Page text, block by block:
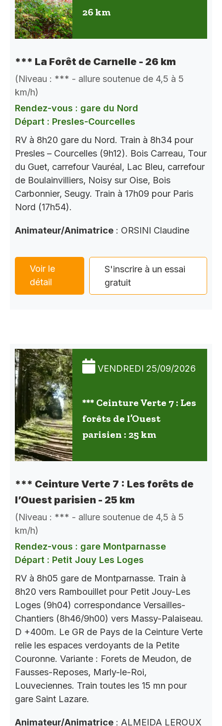
26 km
*** La Forêt de Carnelle - 26 km
(Niveau : *** - allure soutenue de 4,5 à 5
km/h)
Rendez-vous : gare du Nord
Départ : Presles-Courcelles
RV à 8h20 gare du Nord. Train à 8h34 pour
Presles – Courcelles (9h12). Bois Carreau, Tour
du Guet, carrefour Vauréal, Lac Bleu, carrefour
de Boulainvilliers, Noisy sur Oise, Bois
Carbonnier, Seugy. Train à 17h09 pour Paris
Nord (17h54).
Animateur/Animatrice : ORSINI Claudine
Voir le
détail
S'inscrire à un essai
gratuit
VENDREDI 25/09/2026
*** Ceinture Verte 7 : Les
forêts de l’Ouest
parisien : 25 km
*** Ceinture Verte 7 : Les forêts de
l’Ouest parisien - 25 km
(Niveau : *** - allure soutenue de 4,5 à 5
km/h)
Rendez-vous : gare Montparnasse
Départ : Petit Jouy Les Loges
RV à 8h05 gare de Montparnasse. Train à
8h20 vers Rambouillet pour Petit Jouy-Les
Loges (9h04) correspondance Versailles-
Chantiers (8h46/9h00) vers Massy-Palaiseau.
D +400m. Le GR de Pays de la Ceinture Verte
relie les espaces verdoyants de la Petite
Couronne. Variante : Forets de Meudon, de
Fausses-Reposes, Marly-le-Roi,
Louveciennes. Train toutes les 15 mn pour
gare Saint Lazare.
Animateur/Animatrice : ALMEIDA LEROUX